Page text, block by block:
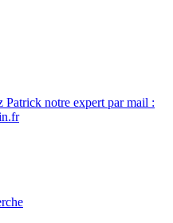
Patrick notre expert par mail :